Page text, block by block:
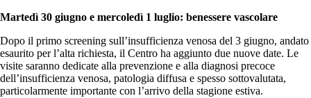
Martedì 30 giugno e mercoledì 1 luglio: benessere vascolare
Dopo il primo screening sull’insufficienza venosa del 3 giugno, andato
esaurito per l’alta richiesta, il Centro ha aggiunto due nuove date. Le
visite saranno dedicate alla prevenzione e alla diagnosi precoce
dell’insufficienza venosa, patologia diffusa e spesso sottovalutata,
particolarmente importante con l’arrivo della stagione estiva.